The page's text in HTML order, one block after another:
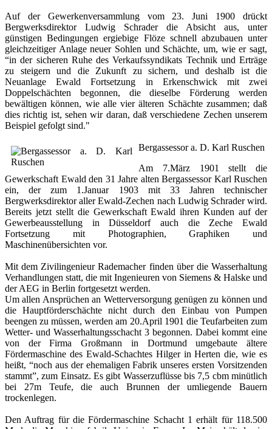
Auf der Gewerkenversammlung vom 23. Juni 1900 drückt
Bergwerksdirektor Ludwig Schrader die Absicht aus, unter
günstigen Bedingungen ergiebige Flöze schnell abzubauen unter
gleichzeitiger Anlage neuer Sohlen und Schächte, um, wie er sagt,
“in der sicheren Ruhe des Verkaufssyndikats Technik und Erträge
zu steigern und die Zukunft zu sichern, und deshalb ist die
Neuanlage Ewald Fortsetzung in Erkenschwick mit zwei
Doppelschächten begonnen, die dieselbe Förderung werden
bewältigen können, wie alle vier älteren Schächte zusammen; daß
dies richtig ist, sehen wir daran, daß verschiedene Zechen unserem
Beispiel gefolgt sind."
Bergassessor a. D. Karl Ruschen
Am 7.März 1901 stellt die
Gewerkschaft Ewald den 31 Jahre alten Bergassessor Karl Ruschen
ein, der zum 1.Januar 1903 mit 33 Jahren technischer
Bergwerksdirektor aller Ewald-Zechen nach Ludwig Schrader wird.
Bereits jetzt stellt die Gewerkschaft Ewald ihren Kunden auf der
Gewerbeausstellung in Düsseldorf auch die Zeche Ewald
Fortsetzung mit Photographien, Graphiken und
Maschinenübersichten vor.
Mit dem Zivilingenieur Rademacher finden über die Wasserhaltung
Verhandlungen statt, die mit Ingenieuren von Siemens & Halske und
der AEG in Berlin fortgesetzt werden.
Um allen Ansprüchen an Wetterversorgung genügen zu können und
die Hauptförderschächte nicht durch den Einbau von Pumpen
beengen zu müssen, werden am 20.April 1901 die Teufarbeiten zum
Wetter- und Wasserhaltungsschacht 3 begonnen. Dabei kommt eine
von der Firma Großmann in Dortmund umgebaute ältere
Fördermaschine des Ewald-Schachtes Hilger in Herten die, wie es
heißt, “noch aus der ehemaligen Fabrik unseres ersten Vorsitzenden
stammt”, zum Einsatz. Es gibt Wasserzuflüsse bis 7,5 cbm minütlich
bei 27m Teufe, die auch Brunnen der umliegende Bauern
trockenlegen.
Den Auftrag für die Fördermaschine Schacht 1 erhält für 118.500